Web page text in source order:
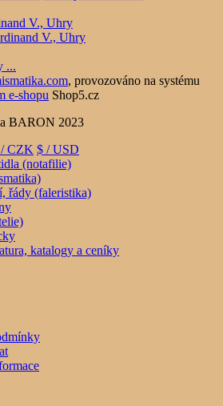
V., Uhry
...
, provozováno na systému
e-shopu Shop5.cz
BARON 2023
CZK $ / USD
(notafilie)
řády (faleristika)
katalogy a ceníky